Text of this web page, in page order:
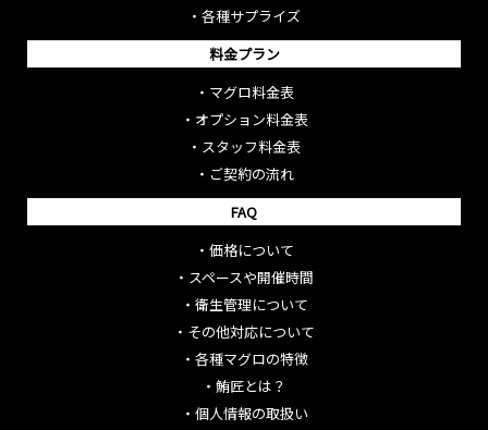
・ 各種サプライズ
料金プラン
・ マグロ料金表
・ オプション料金表
・ スタッフ料金表
・ ご契約の流れ
FAQ
・ 価格について
・ スペースや開催時間
・ 衛生管理について
・ その他対応について
・ 各種マグロの特徴
・ 鮪匠とは？
・ 個人情報の取扱い